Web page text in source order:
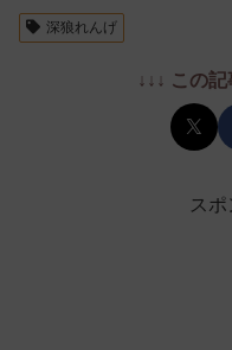
深狼れんげ
↓↓↓ この
ス